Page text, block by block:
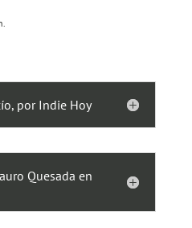
por Indie Hoy
Quesada en